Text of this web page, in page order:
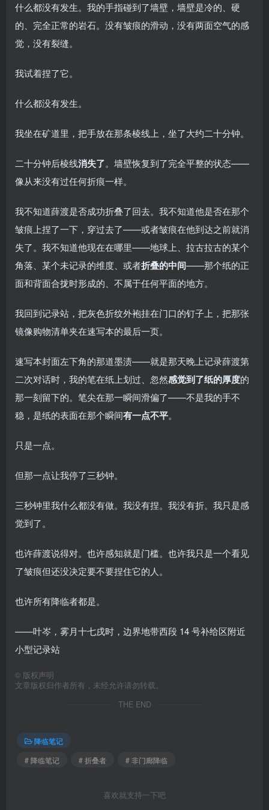
什么都没有发生。我的手指碰到了墙壁，墙壁是冷的、硬
的、完全正常的岩石。没有皱痕的滑动，没有两面空气的感
觉，没有裂缝。
我试着捏了它。
什么都没有发生。
我坐在矿道里，把手放在那条棱线上，坐了大约二十分钟。
二十分钟后棱线消失了。墙壁恢复到了完全平整的状态——
像从来没有过任何折痕一样。
我不知道薛渡是否成功折叠了回去。我不知道他是否在那个
皱痕上捏了一下，穿过去了——或者皱痕在他到达之前就消
失了。我不知道他现在在哪里——地球上、拉古拉古的某个
角落、某个未记录的维度、或者折叠的中间——那个纸的正
面和背面合拢时形成的、不属于任何平面的地方。
我回到记录站，把灰色折纹外袍挂在门口的钉子上，把那张
镜像购物清单夹在速写本的最后一页。
速写本封面左下角的那道墨渍——就是那天晚上记录薛渡第
二次对话时，我的笔在纸上划过、忽然感觉到了纸的厚度的
那一刻留下的。笔尖在那一瞬间滑偏了——不是我的手不
稳，是纸的表面在那个瞬间有一点不平。
只是一点。
但那一点让我停了三秒钟。
三秒钟里我什么都没有做。我没有捏。我没有折。我只是感
觉到了。
也许薛渡说得对。也许感知就是门槛。也许我只是一个看见
了皱痕但还没决定要不要捏住它的人。
也许所有降临者都是。
——叶岑，雾月十七戌时，边界地带西段 14 号补给区附近
小型记录站
© 版权声明
文章版权归作者所有，未经允许请勿转载。
THE END
降临笔记
# 降临笔记
# 折叠者 # 非门廊降临
喜欢就支持一下吧